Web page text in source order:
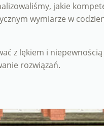
jakie
wymiarze w
z lękiem i
rozwiązań.